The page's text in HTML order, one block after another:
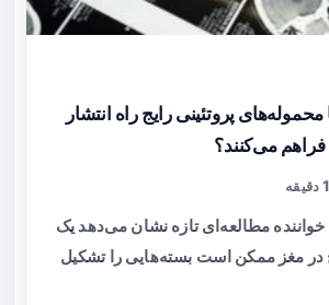
پروتئینی رایج راه انتشار
فراهم می‌کنند؟
مطالعه‌ای تازه نشان می‌دهد یک
در مغز ممکن است بسته‌هایی را تشکیل